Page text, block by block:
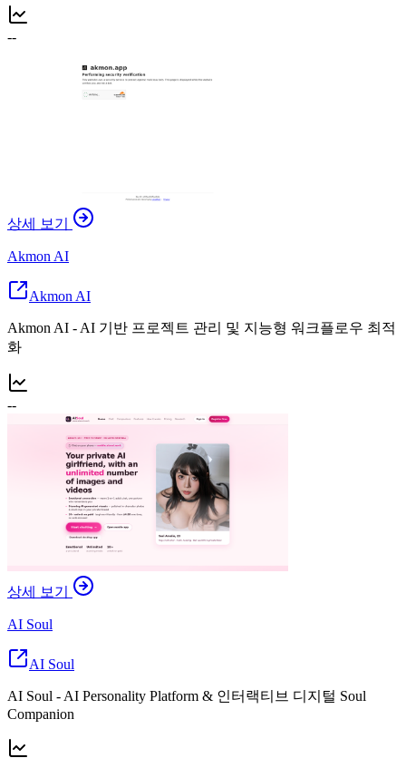
--
상세 보기
Akmon AI
Akmon AI
Akmon AI - AI 기반 프로젝트 관리 및 지능형 워크플로우 최적
화
--
상세 보기
AI Soul
AI Soul
AI Soul - AI Personality Platform & 인터랙티브 디지털 Soul
Companion